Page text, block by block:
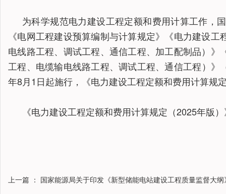
为科学规范电力建设工程定额和费用计算工作，
《电网工程建设预算编制与计算规定》《电力建设
电线路工程、调试工程、通信工程、加工配制品）
工程、电缆输电线路工程、调试工程、通信工程）
年8月1日起施行，《电力建设工程定额和费用计算规
《电力建设工程定额和费用计算规定（2025年版
上一篇 ： 国家能源局关于印发《新型储能电站建设工程质量监督大